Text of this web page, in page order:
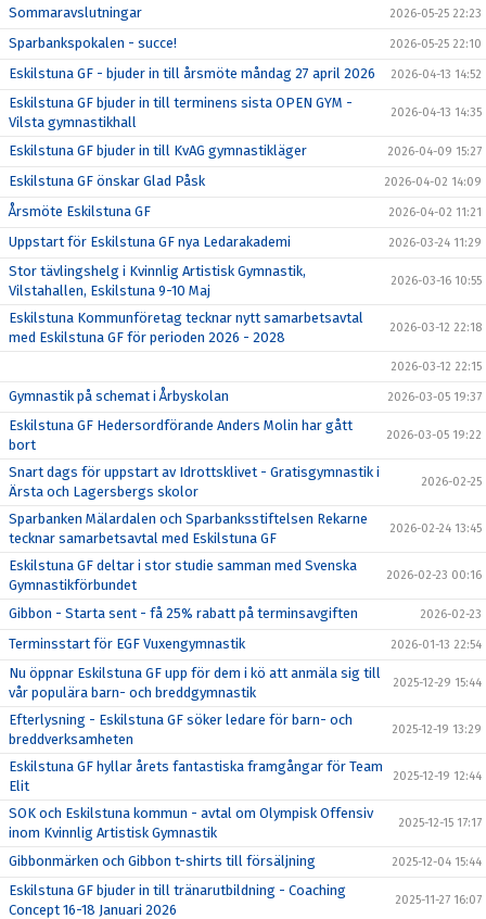
Sommaravslutningar 2026-05-25 22:23
Sparbankspokalen - succe! 2026-05-25 22:10
Eskilstuna GF - bjuder in till årsmöte måndag 27 april 2026 2026-04-13 14:52
Eskilstuna GF bjuder in till terminens sista OPEN GYM -
Vilsta gymnastikhall
2026-04-13 14:35
Eskilstuna GF bjuder in till KvAG gymnastikläger 2026-04-09 15:27
Eskilstuna GF önskar Glad Påsk 2026-04-02 14:09
Årsmöte Eskilstuna GF 2026-04-02 11:21
Uppstart för Eskilstuna GF nya Ledarakademi 2026-03-24 11:29
Stor tävlingshelg i Kvinnlig Artistisk Gymnastik,
Vilstahallen, Eskilstuna 9-10 Maj
2026-03-16 10:55
Eskilstuna Kommunföretag tecknar nytt samarbetsavtal
med Eskilstuna GF för perioden 2026 - 2028
2026-03-12 22:18
2026-03-12 22:15
Gymnastik på schemat i Årbyskolan 2026-03-05 19:37
Eskilstuna GF Hedersordförande Anders Molin har gått
bort
2026-03-05 19:22
Snart dags för uppstart av Idrottsklivet - Gratisgymnastik i
Ärsta och Lagersbergs skolor
2026-02-25
Sparbanken Mälardalen och Sparbanksstiftelsen Rekarne
tecknar samarbetsavtal med Eskilstuna GF
2026-02-24 13:45
Eskilstuna GF deltar i stor studie samman med Svenska
Gymnastikförbundet
2026-02-23 00:16
Gibbon - Starta sent - få 25% rabatt på terminsavgiften 2026-02-23
Terminsstart för EGF Vuxengymnastik 2026-01-13 22:54
Nu öppnar Eskilstuna GF upp för dem i kö att anmäla sig till
vår populära barn- och breddgymnastik
2025-12-29 15:44
Efterlysning - Eskilstuna GF söker ledare för barn- och
breddverksamheten
2025-12-19 13:29
Eskilstuna GF hyllar årets fantastiska framgångar för Team
Elit
2025-12-19 12:44
SOK och Eskilstuna kommun - avtal om Olympisk Offensiv
inom Kvinnlig Artistisk Gymnastik
2025-12-15 17:17
Gibbonmärken och Gibbon t-shirts till försäljning 2025-12-04 15:44
Eskilstuna GF bjuder in till tränarutbildning - Coaching
Concept 16-18 Januari 2026
2025-11-27 16:07